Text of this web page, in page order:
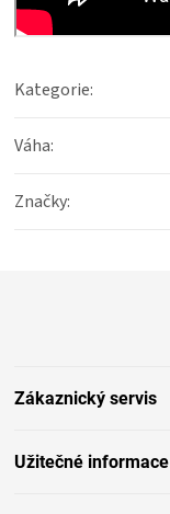
Kategorie:
Váha:
Značky:
Zákaznický servis
Užitečné informace